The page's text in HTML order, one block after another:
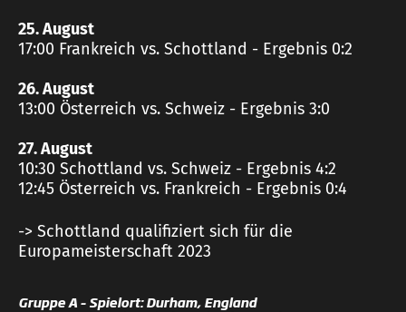
25. August
17:00 Frankreich vs. Schottland - Ergebnis 0:2
26. August
13:00 Österreich vs. Schweiz - Ergebnis 3:0
27. August
10:30 Schottland vs. Schweiz - Ergebnis 4:2
12:45 Österreich vs. Frankreich - Ergebnis 0:4
-> Schottland qualifiziert sich für die
Europameisterschaft 2023
Gruppe A – Spielort: Durham, England